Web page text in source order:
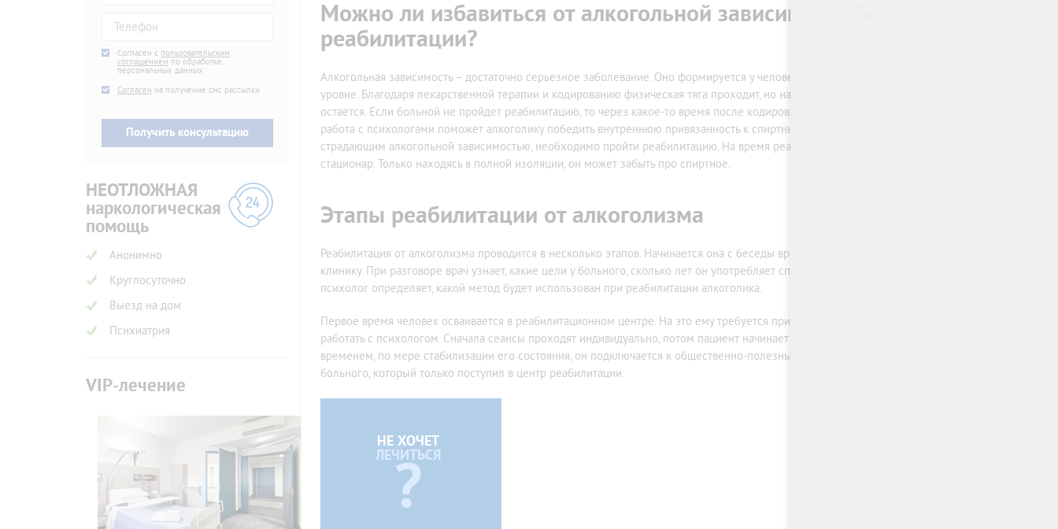
Капельница от похмелья
Можно ли избавиться от алкогольной зависимости без
реабилитации?
Алкогольная зависимость – достаточно серьезное заболевание. Оно формируется у человека на физическом и психологическом
уровне. Благодаря лекарственной терапии и кодированию физическая тяга проходит, но на подсознательном уровне она
остается. Если больной не пройдет реабилитацию, то через какое-то время после кодирования он начнет пить снова. Только
работа с психологами поможет алкоголику победить внутреннюю привязанность к спиртным напиткам. Поэтому всем людям,
страдающим алкогольной зависимостью, необходимо пройти реабилитацию. На время реабилитации алкоголик ложиться в
стационар. Только находясь в полной изоляции, он может забыть про спиртное.
Этапы реабилитации от алкоголизма
Реабилитация от алкоголизма проводится в несколько этапов. Начинается она с беседы врача с пациентом, когда он попадает в
клинику. При разговоре врач узнает, какие цели у больного, сколько лет он употребляет спиртные напитки. После этого нарколог-
психолог определяет, какой метод будет использован при реабилитации алкоголика.
Первое время человек осваивается в реабилитационном центре. На это ему требуется примерно неделя. Далее он начинает
работать с психологом. Сначала сеансы проходят индивидуально, потом пациент начинает посещать групповые занятия. Со
временем, по мере стабилизации его состояния, он подключается к общественно-полезным работам, и ему дают подшефного –
больного, который только поступил в центр реабилитации.
НЕ ХОЧЕТ
ЛЕЧИТЬСЯ
?
Agree*
Согласен с пользовательским
соглашением по обработке
персональных данных
SMS
Согласен на получение смс рассылки
НЕОТЛОЖНАЯ
наркологическая
помощь
Анонимно
Круглосуточно
Выезд на дом
Психиатрия
VIP-лечение